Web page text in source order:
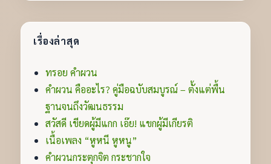
เรื่องล่าสุด
ทรอย คำผวน
คำผวน คืออะไร? คู่มือฉบับสมบูรณ์ – ตั้งแต่พื้น
ฐานจนถึงวัฒนธรรม
สวัสดี เขียดผู้มีแกก เอ๊ย! แขกผู้มีเกียรติ
เนื้อเพลง “หูหนี หูหนู”
คำผวนกระตุกจิต กระชากใจ